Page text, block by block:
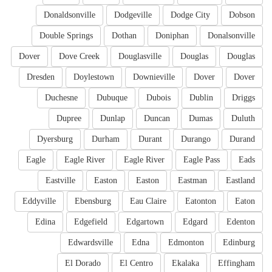
Dobson
Dodge City
Dodgeville
Donaldsonville
Donalsonville
Doniphan
Dothan
Double Springs
Douglas
Douglas
Douglasville
Dove Creek
Dover
Dover
Dover
Downieville
Doylestown
Dresden
Driggs
Dublin
Dubois
Dubuque
Duchesne
Duluth
Dumas
Duncan
Dunlap
Dupree
Durand
Durango
Durant
Durham
Dyersburg
Eads
Eagle Pass
Eagle River
Eagle River
Eagle
Eastland
Eastman
Easton
Easton
Eastville
Eaton
Eatonton
Eau Claire
Ebensburg
Eddyville
Edenton
Edgard
Edgartown
Edgefield
Edina
Edinburg
Edmonton
Edna
Edwardsville
Effingham
Ekalaka
El Centro
El Dorado